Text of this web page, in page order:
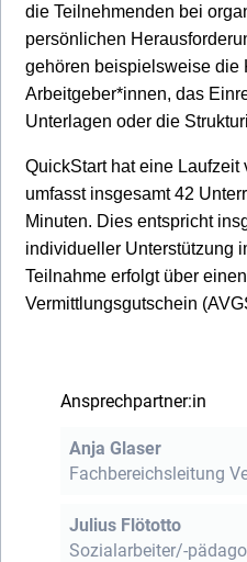
die Teilnehmenden bei
persönlichen
gehören beispielsweise die
Arbeitgeber*innen, das
Unterlagen oder die
QuickStart hat eine Laufzeit
umfasst insgesamt 42
Minuten. Dies entspricht
individueller Unterstützung
Teilnahme erfolgt über
Vermittlungsgutschein
Ansprechpartner:in
Anja Glaser
Fachbereichsleitung
Julius Flötotto
Sozialarbeiter/-